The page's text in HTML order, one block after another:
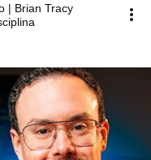
| Brian Tracy